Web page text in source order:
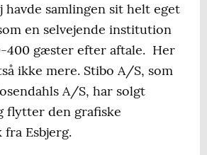
havde samlingen sit helt eget
en selvejende institution
400 gæster efter aftale. Her
ikke mere. Stibo A/S, som
A/S, har solgt
flytter den grafiske
Esbjerg.